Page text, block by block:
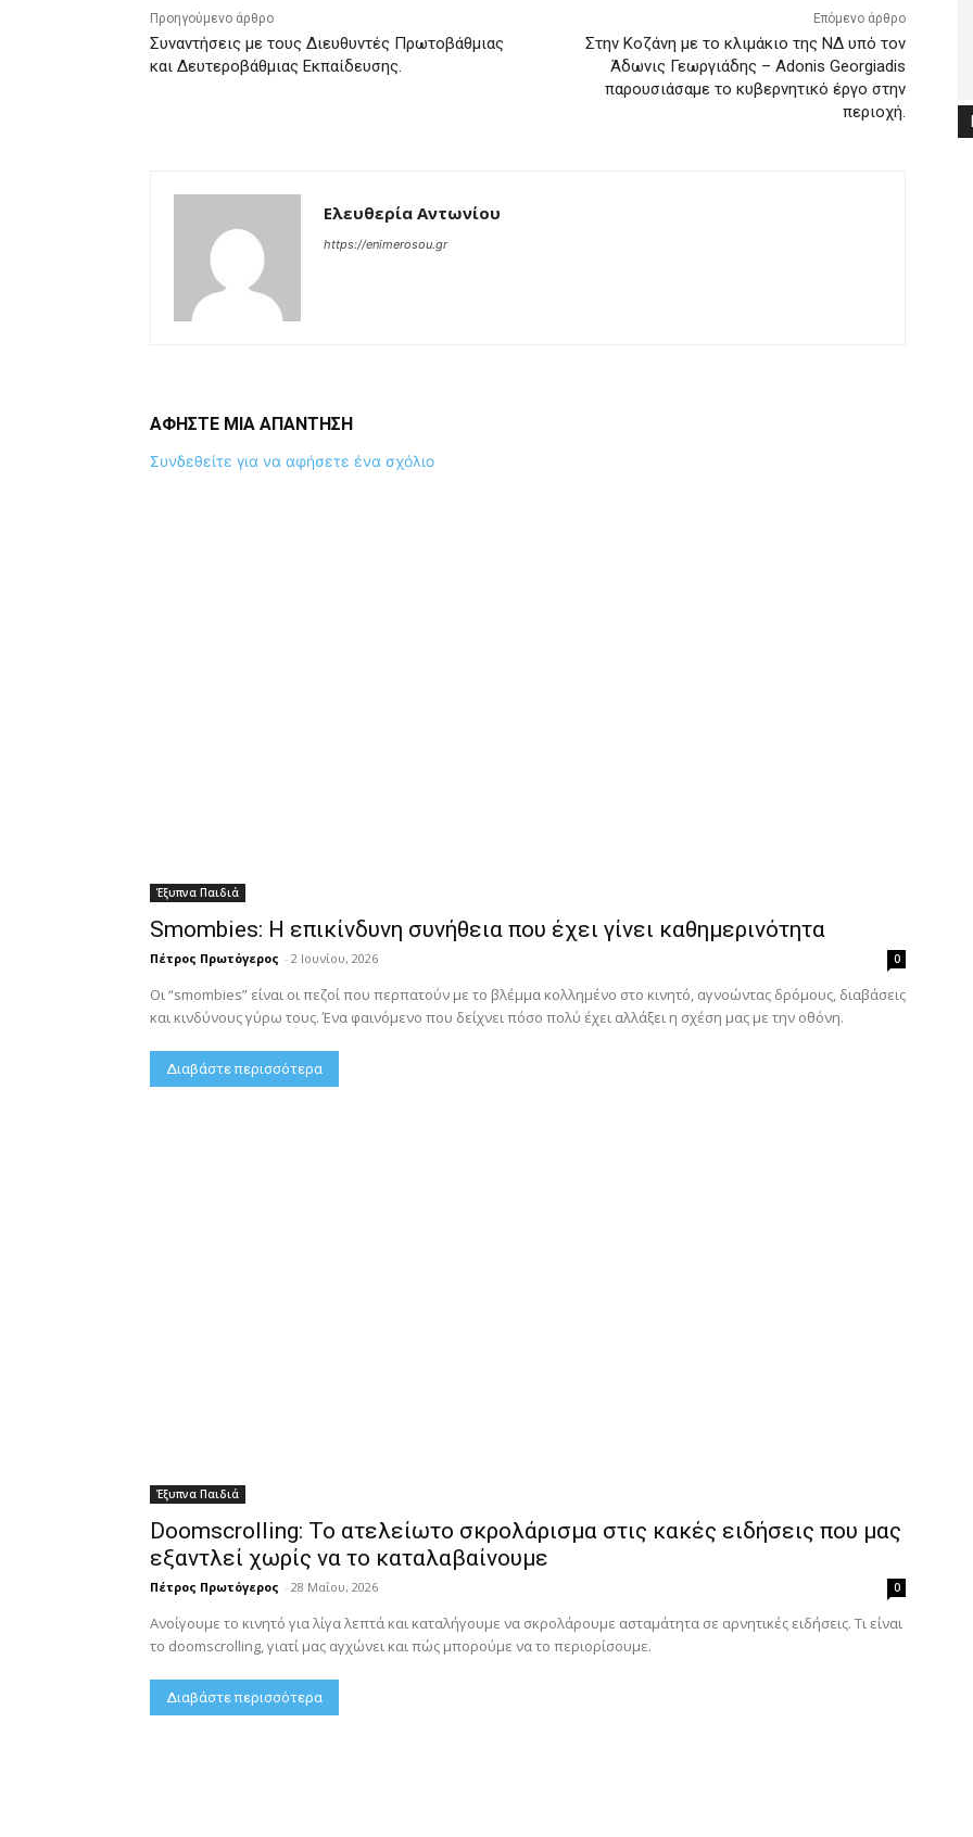
Προηγούμενο άρθρο
Συναντήσεις με τους Διευθυντές Πρωτοβάθμιας
και Δευτεροβάθμιας Εκπαίδευσης.
Επόμενο άρθρο
Στην Κοζάνη με το κλιμάκιο της ΝΔ υπό τον
Άδωνις Γεωργιάδης – Adonis Georgiadis
παρουσιάσαμε το κυβερνητικό έργο στην
περιοχή.
Ελευθερία Αντωνίου
https://enimerosou.gr
ΑΦΗΣΤΕ ΜΙΑ ΑΠΑΝΤΗΣΗ
Συνδεθείτε για να αφήσετε ένα σχόλιο
Έξυπνα Παιδιά
Smombies: Η επικίνδυνη συνήθεια που έχει γίνει καθημερινότητα
Πέτρος Πρωτόγερος - 2 Ιουνίου, 2026 0
Οι “smombies” είναι οι πεζοί που περπατούν με το βλέμμα κολλημένο στο κινητό, αγνοώντας δρόμους, διαβάσεις
και κινδύνους γύρω τους. Ένα φαινόμενο που δείχνει πόσο πολύ έχει αλλάξει η σχέση μας με την οθόνη.
Διαβάστε περισσότερα
Έξυπνα Παιδιά
Doomscrolling: Το ατελείωτο σκρολάρισμα στις κακές ειδήσεις που μας
εξαντλεί χωρίς να το καταλαβαίνουμε
Πέτρος Πρωτόγερος - 28 Μαΐου, 2026 0
Ανοίγουμε το κινητό για λίγα λεπτά και καταλήγουμε να σκρολάρουμε ασταμάτητα σε αρνητικές ειδήσεις. Τι είναι
το doomscrolling, γιατί μας αγχώνει και πώς μπορούμε να το περιορίσουμε.
Διαβάστε περισσότερα